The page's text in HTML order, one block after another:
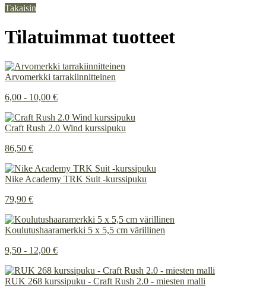
Takaisin
Tilatuimmat tuotteet
Arvomerkki tarrakiinnitteinen
6,00 - 10,00 €
Craft Rush 2.0 Wind kurssipuku
86,50 €
Nike Academy TRK Suit -kurssipuku
79,90 €
Koulutushaaramerkki 5 x 5,5 cm värillinen
9,50 - 12,00 €
RUK 268 kurssipuku - Craft Rush 2.0 - miesten malli